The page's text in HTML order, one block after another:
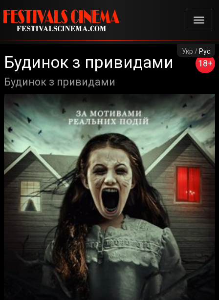
Укр / Рус
18+
Будинок з привидами
Будинок з привидами